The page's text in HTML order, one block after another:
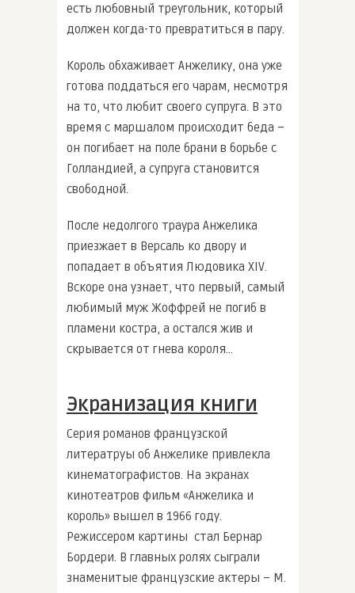
есть любовный треугольник, который
должен когда-то превратиться в пару.
Король обхаживает Анжелику, она уже
готова поддаться его чарам, несмотря
на то, что любит своего супруга. В это
время с маршалом происходит беда –
он погибает на поле брани в борьбе с
Голландией, а супруга становится
свободной.
После недолгого траура Анжелика
приезжает в Версаль ко двору и
попадает в объятия Людовика XIV.
Вскоре она узнает, что первый, самый
любимый муж Жоффрей не погиб в
пламени костра, а остался жив и
скрывается от гнева короля…
Экранизация книги
Серия романов французской
литератруы об Анжелике привлекла
кинематографистов. На экранах
кинотеатров фильм «Анжелика и
король» вышел в 1966 году.
Режиссером картины стал Бернар
Бордери. В главных ролях сыграли
знаменитые французские актеры – М.